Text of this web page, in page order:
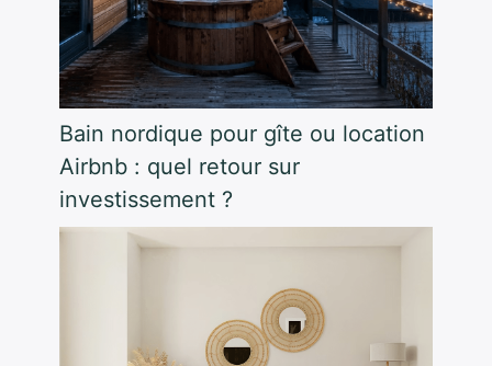
Bain nordique pour gîte ou location
Airbnb : quel retour sur
investissement ?